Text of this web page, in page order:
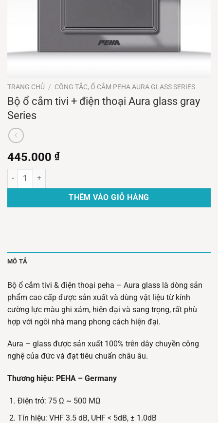
TRANG CHỦ / CÔNG TẮC, Ổ CẮM PEHA AURA GLASS SERIES
Bộ ổ cắm tivi + điện thoại Aura glass gray
Series
445.000 ₫
Bộ ổ cắm tivi + điện thoại Aura glass gray Series số lượng
THÊM VÀO GIỎ HÀNG
MÔ TẢ
Bộ ổ cắm tivi & điện thoại peha – Aura glass là dòng sản
phẩm cao cấp được sản xuất và dùng vật liệu từ kính
cường lực màu ghi xám, hiện đại và sang trọng, rất phù
hợp với ngôi nhà mang phong cách hiện đại.
Aura – glass được sản xuất 100% trên dây chuyền công
nghệ của đức và đạt tiêu chuẩn châu âu.
Thương hiệu: PEHA – Germany
Điện trở: 75 Ω ~ 500 MΩ
Tín hiệu: VHF 3.5 dB, UHF < 5dB, ± 1.0dB